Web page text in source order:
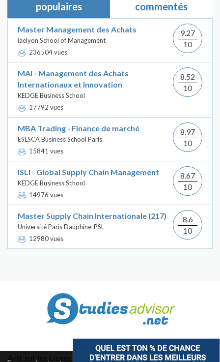
populaires
commentés
Master Management des Achats
iaelyon School of Management
236504 vues
9.27
10
MAI - Management des Achats
Internationaux et Innovation
KEDGE Business School
17792 vues
8.52
10
MBA Trading - Finance de marché
ESLSCA Business School Paris
15841 vues
8.97
10
ISLI - Global Supply Chain Management
KEDGE Business School
14976 vues
8.67
10
Master Supply Chain Internationale (217)
Université Paris Dauphine-PSL
12980 vues
8.6
10
Avis sur les Licences & Bachelors